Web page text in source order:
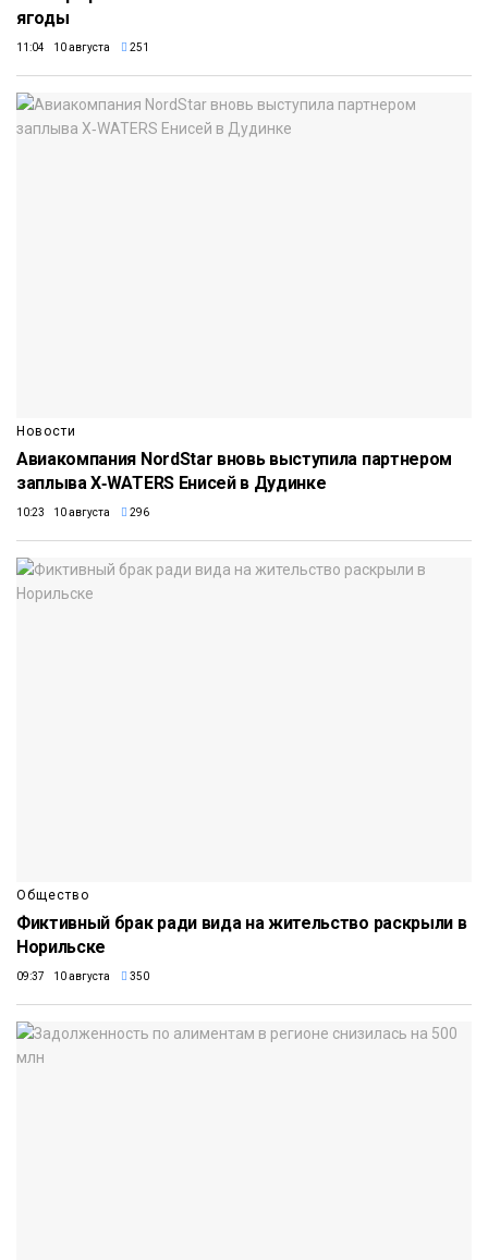
ягоды
11:04 10 августа 251
Новости
Авиакомпания NordStar вновь выступила партнером
заплыва X‑WATERS Енисей в Дудинке
10:23 10 августа 296
Общество
Фиктивный брак ради вида на жительство раскрыли в
Норильске
09:37 10 августа 350